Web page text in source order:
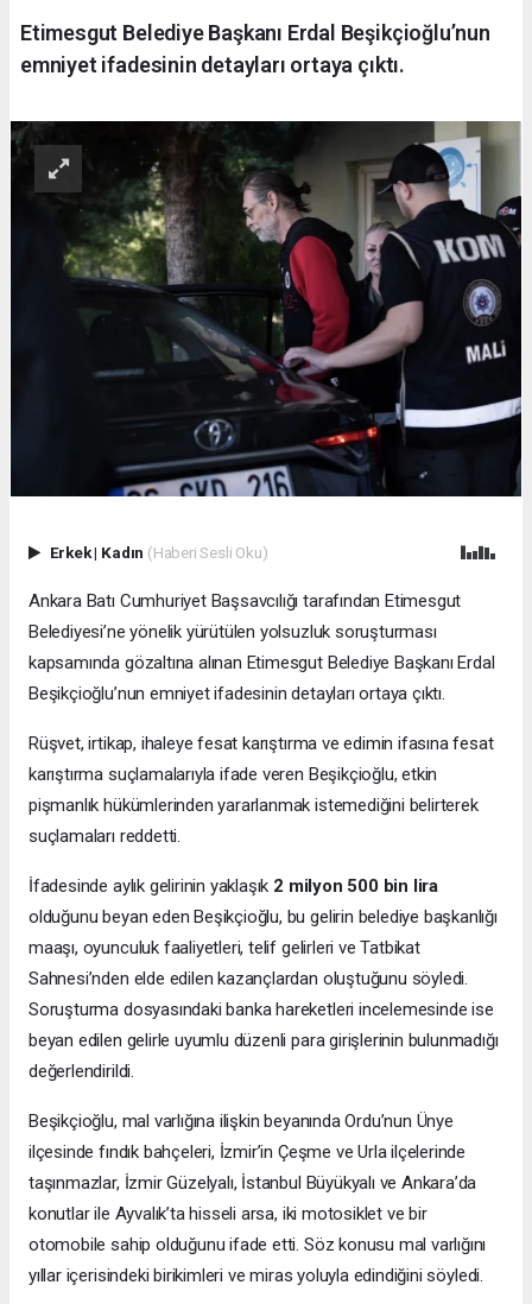
Etimesgut Belediye Başkanı Erdal Beşikçioğlu’nun
emniyet ifadesinin detayları ortaya çıktı.
Erkek| Kadın (Haberi Sesli Oku)
Ankara Batı Cumhuriyet Başsavcılığı tarafından Etimesgut
Belediyesi’ne yönelik yürütülen yolsuzluk soruşturması
kapsamında gözaltına alınan Etimesgut Belediye Başkanı Erdal
Beşikçioğlu’nun emniyet ifadesinin detayları ortaya çıktı.
Rüşvet, irtikap, ihaleye fesat karıştırma ve edimin ifasına fesat
karıştırma suçlamalarıyla ifade veren Beşikçioğlu, etkin
pişmanlık hükümlerinden yararlanmak istemediğini belirterek
suçlamaları reddetti.
İfadesinde aylık gelirinin yaklaşık 2 milyon 500 bin lira
olduğunu beyan eden Beşikçioğlu, bu gelirin belediye başkanlığı
maaşı, oyunculuk faaliyetleri, telif gelirleri ve Tatbikat
Sahnesi’nden elde edilen kazançlardan oluştuğunu söyledi.
Soruşturma dosyasındaki banka hareketleri incelemesinde ise
beyan edilen gelirle uyumlu düzenli para girişlerinin bulunmadığı
değerlendirildi.
Beşikçioğlu, mal varlığına ilişkin beyanında Ordu’nun Ünye
ilçesinde fındık bahçeleri, İzmir’in Çeşme ve Urla ilçelerinde
taşınmazlar, İzmir Güzelyalı, İstanbul Büyükyalı ve Ankara’da
konutlar ile Ayvalık’ta hisseli arsa, iki motosiklet ve bir
otomobile sahip olduğunu ifade etti. Söz konusu mal varlığını
yıllar içerisindeki birikimleri ve miras yoluyla edindiğini söyledi.